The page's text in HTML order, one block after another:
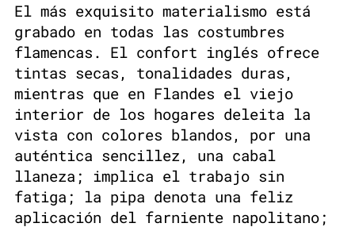
El más exquisito materialismo está
grabado en todas las costumbres
flamencas. El confort inglés ofrece
tintas secas, tonalidades duras,
mientras que en Flandes el viejo
interior de los hogares deleita la
vista con colores blandos, por una
auténtica sencillez, una cabal
llaneza; implica el trabajo sin
fatiga; la pipa denota una feliz
aplicación del farniente napolitano;